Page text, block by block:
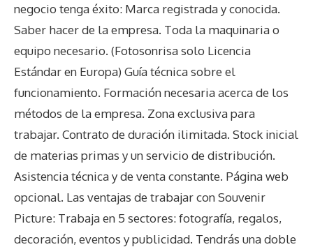
negocio tenga éxito: Marca registrada y conocida.
Saber hacer de la empresa. Toda la maquinaria o
equipo necesario. (Fotosonrisa solo Licencia
Estándar en Europa) Guía técnica sobre el
funcionamiento. Formación necesaria acerca de los
métodos de la empresa. Zona exclusiva para
trabajar. Contrato de duración ilimitada. Stock inicial
de materias primas y un servicio de distribución.
Asistencia técnica y de venta constante. Página web
opcional. Las ventajas de trabajar con Souvenir
Picture: Trabaja en 5 sectores: fotografía, regalos,
decoración, eventos y publicidad. Tendrás una doble